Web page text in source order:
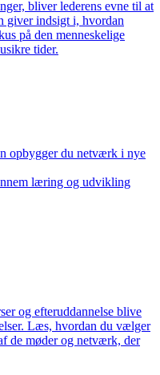
bliver lederens evne til at
giver indsigt i, hvordan
på den menneskelige
tider.
opbygger du netværk i nye
læring og udvikling
og efteruddannelse blive
Læs, hvordan du vælger
de møder og netværk, der